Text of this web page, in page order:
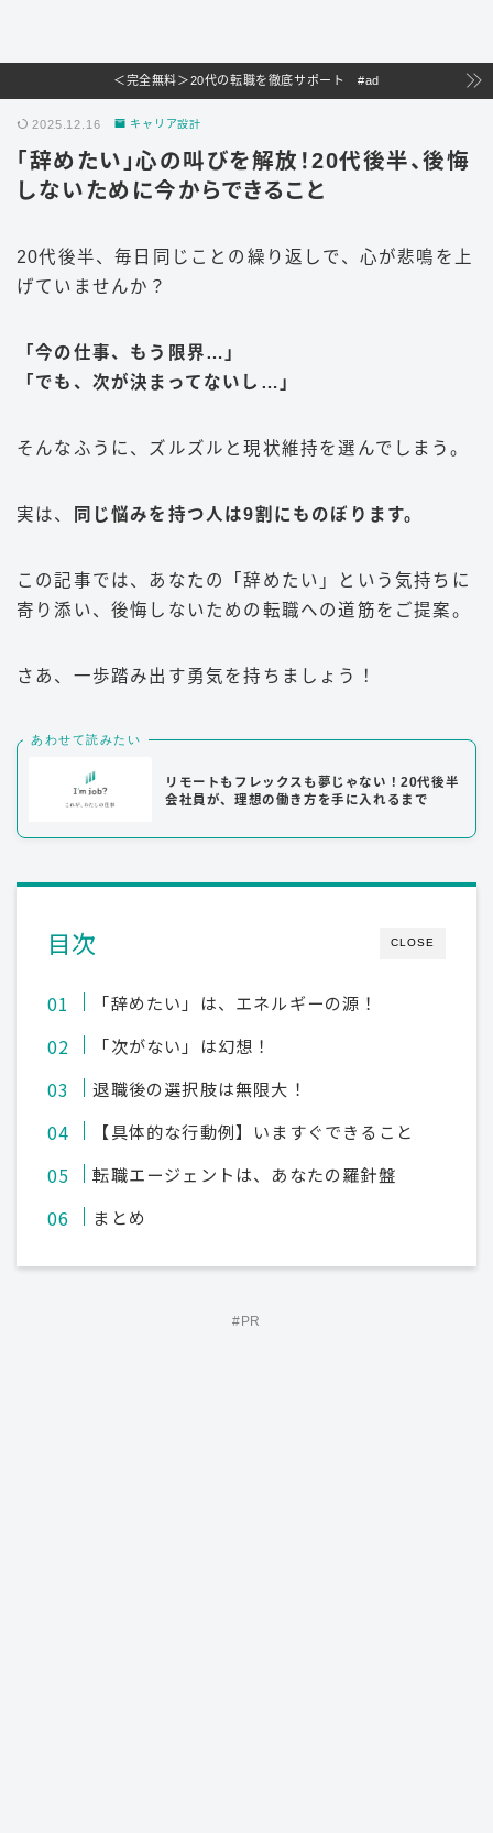
＜完全無料＞20代の転職を徹底サポート #ad
2025.12.16 キャリア設計
「辞めたい」心の叫びを解放！20代後半、後悔
しないために今からできること
20代後半、毎日同じことの繰り返しで、心が悲鳴を上
げていませんか？
「今の仕事、もう限界…」
「でも、次が決まってないし…」
そんなふうに、ズルズルと現状維持を選んでしまう。
実は、 同じ悩みを持つ人は9割にものぼります。
この記事では、あなたの「辞めたい」という気持ちに
寄り添い、後悔しないための転職への道筋をご提案。
さあ、一歩踏み出す勇気を持ちましょう！
あわせて読みたい
リモートもフレックスも夢じゃない！20代後半
会社員が、理想の働き方を手に入れるまで
CLOSE
目次
「辞めたい」は、エネルギーの源！
「次がない」は幻想！
退職後の選択肢は無限大！
【具体的な行動例】いますぐできること
転職エージェントは、あなたの羅針盤
まとめ
#PR